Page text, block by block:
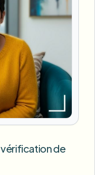
vérification de